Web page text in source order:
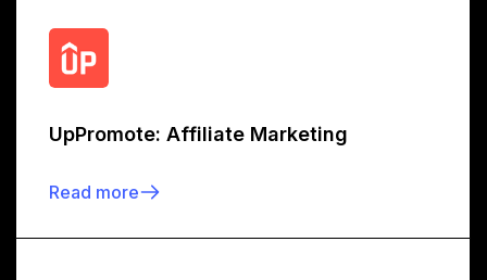
UpPromote: Affiliate Marketing
Read more